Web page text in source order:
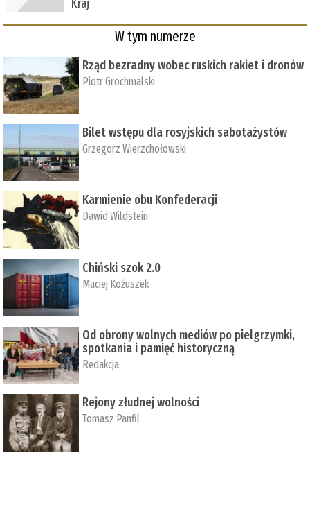
Kraj
W tym numerze
Rząd bezradny wobec ruskich rakiet i dronów
Piotr Grochmalski
Bilet wstępu dla rosyjskich sabotażystów
Grzegorz Wierzchołowski
Karmienie obu Konfederacji
Dawid Wildstein
Chiński szok 2.0
Maciej Kożuszek
Od obrony wolnych mediów po pielgrzymki,
spotkania i pamięć historyczną
Redakcja
Rejony złudnej wolności
Tomasz Panfil